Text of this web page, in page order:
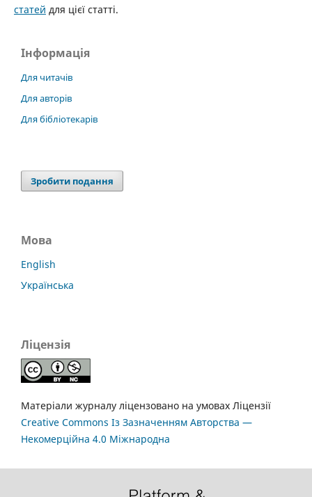
статей для цієї статті.
Інформація
Для читачів
Для авторів
Для бібліотекарів
Зробити подання
Мова
English
Українська
Ліцензія
Матеріали журналу ліцензовано на умовах Ліцензії
Creative Commons Із Зазначенням Авторства —
Некомерційна 4.0 Міжнародна